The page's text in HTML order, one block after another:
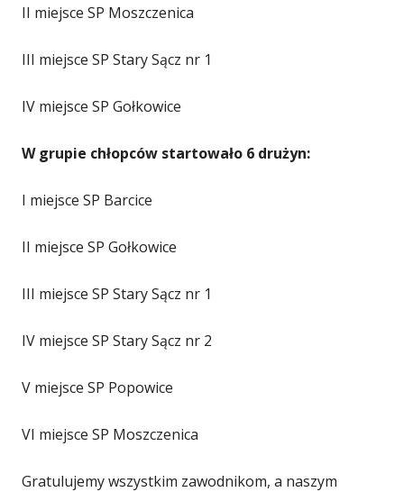
II miejsce SP Moszczenica
III miejsce SP Stary Sącz nr 1
IV miejsce SP Gołkowice
W grupie chłopców startowało 6 drużyn:
I miejsce SP Barcice
II miejsce SP Gołkowice
III miejsce SP Stary Sącz nr 1
IV miejsce SP Stary Sącz nr 2
V miejsce SP Popowice
VI miejsce SP Moszczenica
Gratulujemy wszystkim zawodnikom, a naszym